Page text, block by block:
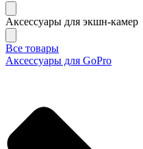
Аксессуары для экшн-камер
Все товары
Аксессуары для GoPro